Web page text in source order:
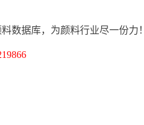
数据库，为颜料行业尽一份力！